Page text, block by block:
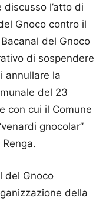
l’atto di
Gnoco contro il
del Gnoco
di sospendere
annullare la
del 23
con cui il Comune
gnocolar”
del Gnoco
della